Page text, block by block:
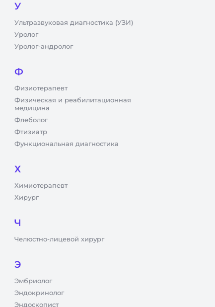
У
Ультразвуковая диагностика (УЗИ)
Уролог
Уролог-андролог
Ф
Физиотерапевт
Физическая и реабилитационная
медицина
Флеболог
Фтизиатр
Функциональная диагностика
Х
Химиотерапевт
Хирург
Ч
Челюстно-лицевой хирург
Э
Эмбриолог
Эндокринолог
Эндоскопист